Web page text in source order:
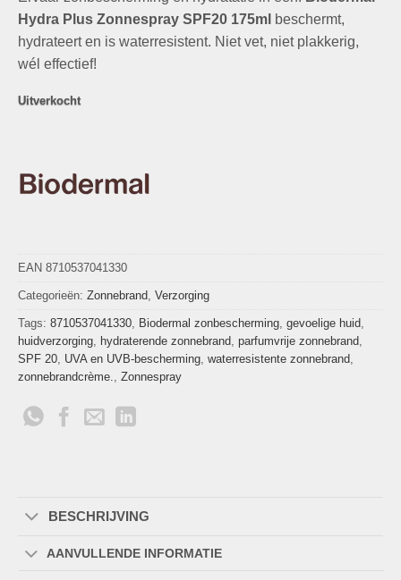
€34,99.€9,99.
Hydra Plus Zonnespray SPF20 175ml beschermt,
hydrateert en is waterresistent. Niet vet, niet plakkerig,
wél effectief!
Uitverkocht
EAN 8710537041330
Categorieën: Zonnebrand Verzorging
Tags: 8710537041330 Biodermal zonbescherming gevoelige huid
huidverzorging
hydraterende zonnebrand parfumvrije zonnebrand
SPF 20 UVA en UVB-bescherming waterresistente zonnebrand
zonnebrandcrème.
Zonnespray
BESCHRIJVING
AANVULLENDE INFORMATIE